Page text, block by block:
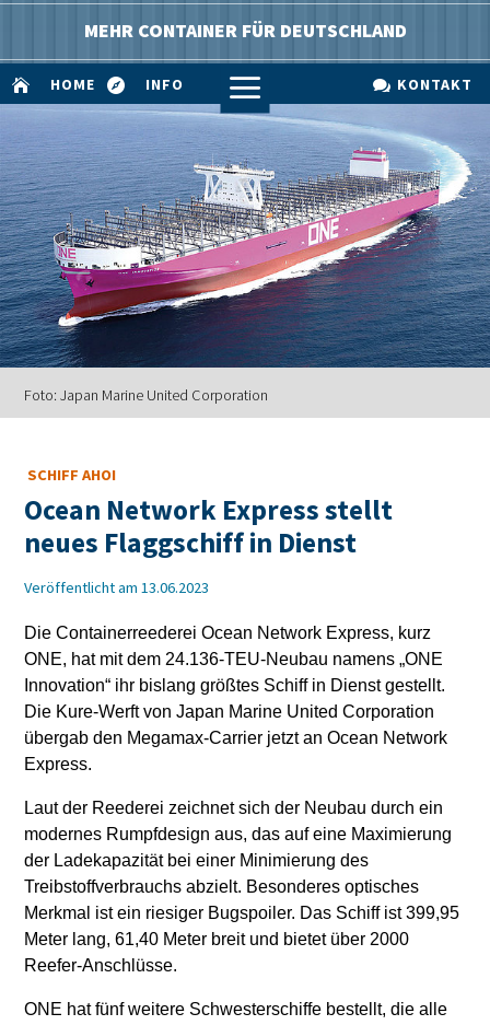
MEHR CONTAINER FÜR DEUTSCHLAND
 HOME  INFO a  KONTAKT
Foto: Japan Marine United Corporation
SCHIFF AHOI
Ocean Network Express stellt
neues Flaggschiff in Dienst
Veröffentlicht am 13.06.2023
Die Containerreederei Ocean Network Express, kurz
ONE, hat mit dem 24.136-TEU-Neubau namens „ONE
Innovation“ ihr bislang größtes Schiff in Dienst gestellt.
Die Kure-Werft von Japan Marine United Corporation
übergab den Megamax-Carrier jetzt an Ocean Network
Express.
Laut der Reederei zeichnet sich der Neubau durch ein
modernes Rumpfdesign aus, das auf eine Maximierung
der Ladekapazität bei einer Minimierung des
Treibstoffverbrauchs abzielt. Besonderes optisches
Merkmal ist ein riesiger Bugspoiler. Das Schiff ist 399,95
Meter lang, 61,40 Meter breit und bietet über 2000
Reefer-Anschlüsse.
ONE hat fünf weitere Schwesterschiffe bestellt, die alle